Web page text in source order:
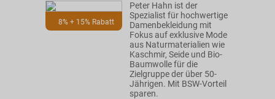
8% + 15% Rabatt
Peter Hahn ist der
Spezialist für hochwertige
Damenbekleidung mit
Fokus auf exklusive Mode
aus Naturmaterialien wie
Kaschmir, Seide und Bio-
Baumwolle für die
Zielgruppe der über 50-
Jährigen. Mit BSW-Vorteil
sparen.